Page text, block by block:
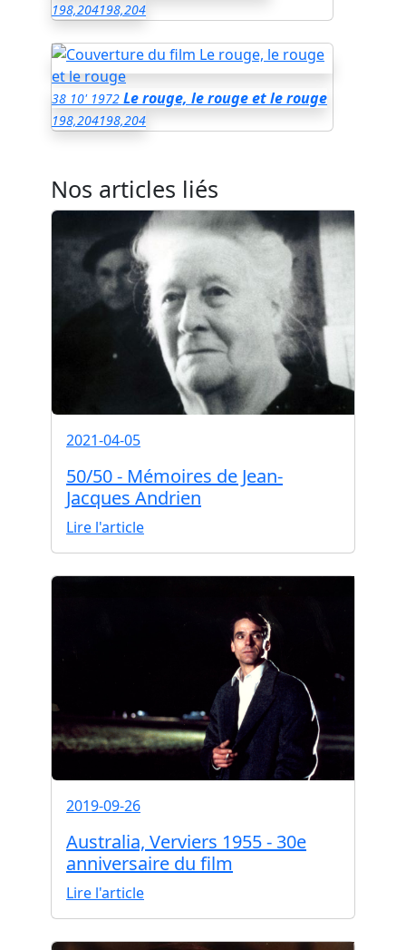
198,204198,204
38 10' 1972 Le rouge, le rouge et le rouge
198,204198,204
Nos articles liés
2021-04-05
50/50 - Mémoires de Jean-
Jacques Andrien
Lire l'article
2019-09-26
Australia, Verviers 1955 - 30e
anniversaire du film
Lire l'article